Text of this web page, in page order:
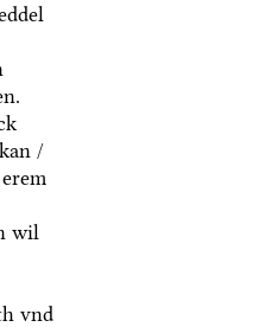
/
wil
vnd